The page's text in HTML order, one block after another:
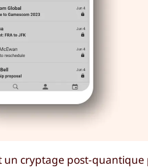
cryptage post-quantique